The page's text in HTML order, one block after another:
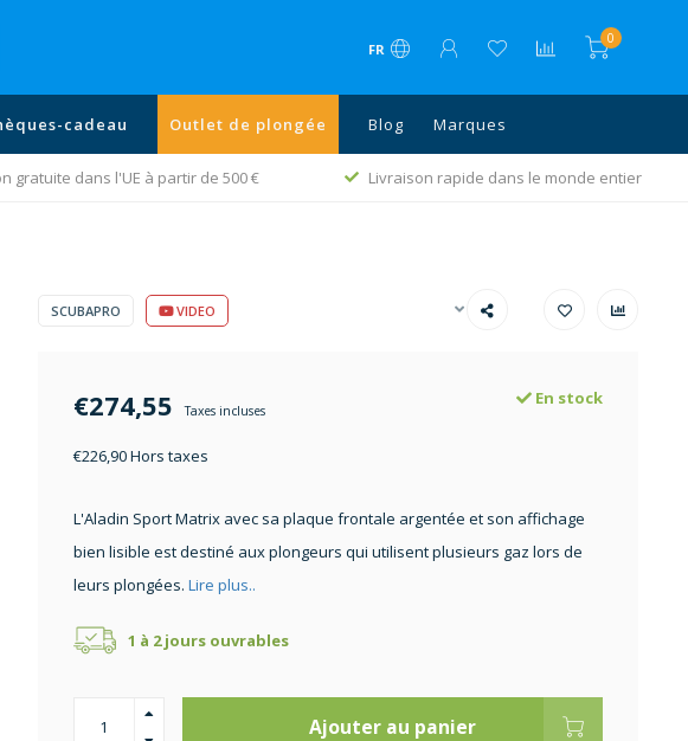
FR
0
cadeau Outlet de plongée Blog Marques
gratuite dans l'UE à partir de 500 € Livraison rapide dans le monde entier
SCUBAPRO VIDEO
€274,55 Taxes incluses
€226,90 Hors taxes
En stock
L'Aladin Sport Matrix avec sa plaque frontale argentée et son affichage
bien lisible est destiné aux plongeurs qui utilisent plusieurs gaz lors de
leurs plongées. Lire plus..
1 à 2 jours ouvrables
Ajouter au panier